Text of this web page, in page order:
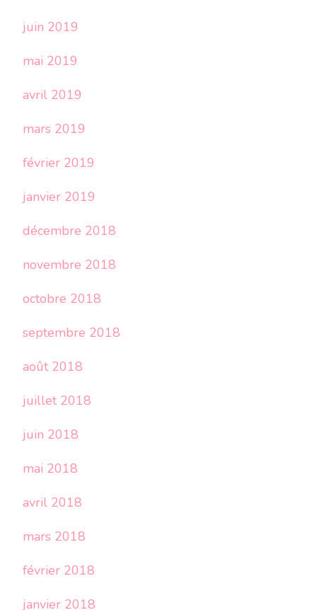
juin 2019
mai 2019
avril 2019
mars 2019
février 2019
janvier 2019
décembre 2018
novembre 2018
octobre 2018
septembre 2018
août 2018
juillet 2018
juin 2018
mai 2018
avril 2018
mars 2018
février 2018
janvier 2018